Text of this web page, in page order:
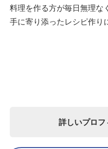
料理を作る方が毎日無理な
手に寄り添ったレシピ作り
詳しいプロフ